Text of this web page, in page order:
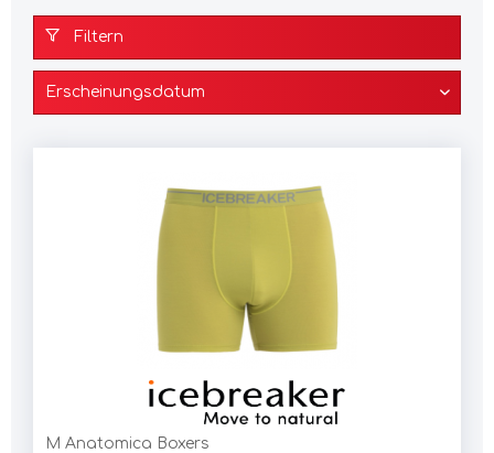
Filtern
M Anatomica Boxers